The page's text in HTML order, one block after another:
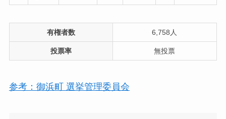
有権者数 6,758人
投票率 無投票
参考：御浜町 選挙管理委員会